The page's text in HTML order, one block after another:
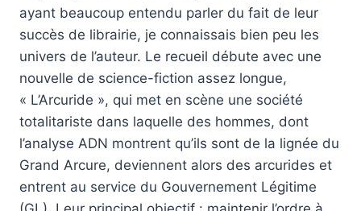
ayant beaucoup entendu parler du fait de leur
succès de librairie, je connaissais bien peu les
univers de l’auteur. Le recueil débute avec une
nouvelle de science-fiction assez longue,
« L’Arcuride », qui met en scène une société
totalitariste dans laquelle des hommes, dont
l’analyse ADN montrent qu’ils sont de la lignée du
Grand Arcure, deviennent alors des arcurides et
entrent au service du Gouvernement Légitime